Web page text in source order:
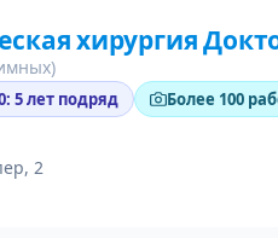
хирургия
5 лет подряд
Более 100
2